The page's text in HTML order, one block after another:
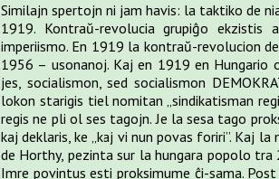
Similajn spertojn ni jam havis: la taktiko de
1919. Kontraŭ-revolucia grupiĝo
imperiismo. En 1919 la kontraŭ-revolucion
1956 – usonanoj. Kaj en 1919 en
jes, socialismon, sed socialismon
lokon starigis tiel nomitan „sindikatisman
regis ne pli ol ses tagojn. Je la sesa tago
kaj deklaris, ke „kaj vi nun povas foriri”. Kaj
de Horthy, pezinta sur la hungara popolo
Imre povintus esti proksimume ĉi-sama.